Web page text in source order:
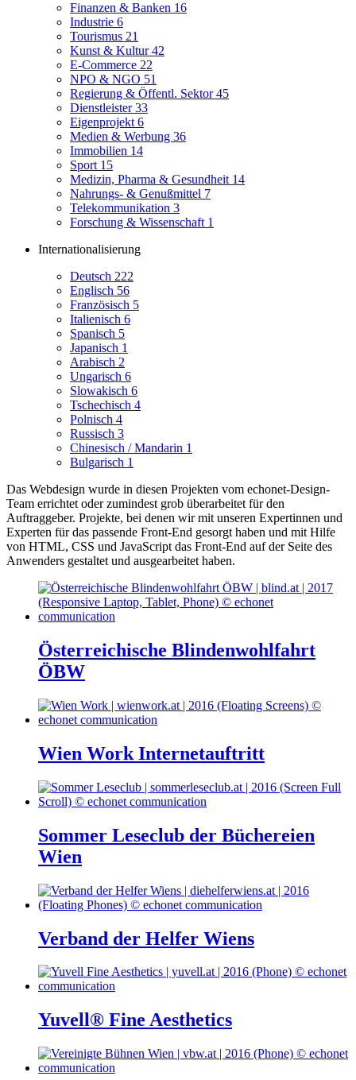
Finanzen & Banken 16
Industrie 6
Tourismus 21
Kunst & Kultur42
E-Commerce 22
NPO & NGO 51
Regierung & Öffentl. Sektor45
Dienstleister33
Eigenprojekt 6
Medien & Werbung 36
Immobilien 14
Sport 15
Medizin, Pharma & Gesundheit 14
Nahrungs- & Genußmittel 7
Telekommunikation 3
Forschung & Wissenschaft 1
Internationalisierung
Deutsch 222
Englisch 56
Französisch 5
Italienisch 6
Spanisch 5
Japanisch 1
Arabisch 2
Ungarisch 6
Slowakisch 6
Tschechisch 4
Polnisch 4
Russisch 3
Chinesisch / Mandarin 1
Bulgarisch 1
Das Webdesign wurde in diesen Projekten vom echonet-Design-
Team errichtet oder zumindest grob überarbeitet für den
Auftraggeber. Projekte, bei denen wir mit unseren Expertinnen und
Experten für das passende Front-End gesorgt haben und mit Hilfe
von HTML, CSS und JavaScript das Front-End auf der Seite des
Anwenders gestaltet und ausgearbeitet haben.
Österreichische Blindenwohlfahrt
ÖBW
Wien Work Internetauftritt
Sommer Leseclub der Büchereien
Wien
Verband der Helfer Wiens
Yuvell® Fine Aesthetics